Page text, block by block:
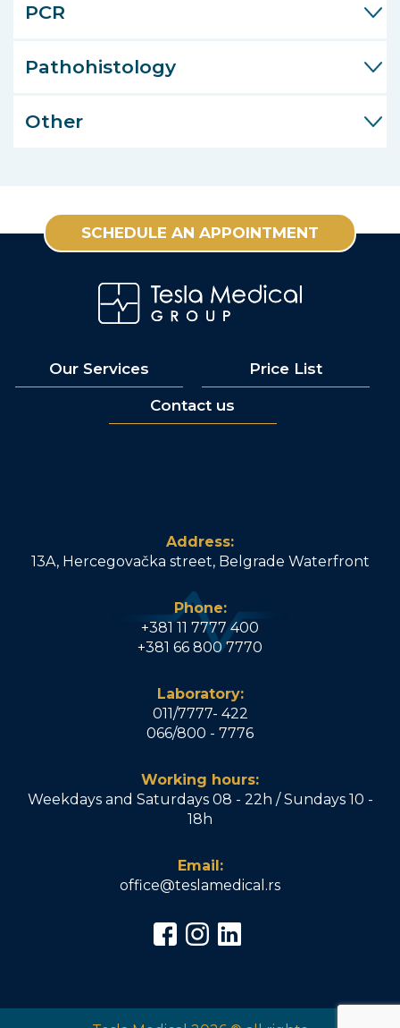
PCR
Pathohistology
Other
SCHEDULE AN APPOINTMENT
Our Services Price List
Contact us
Address:
13A, Hercegovačka street, Belgrade Waterfront
Phone:
+381 11 7777 400
+381 66 800 7770
Laboratory:
011/7777- 422
066/800 - 7776
Working hours:
Weekdays and Saturdays 08 - 22h / Sundays 10 -
18h
Email:
office@teslamedical.rs